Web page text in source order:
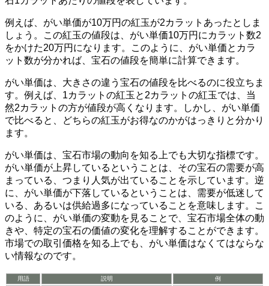
例えば、がい単価が10万円の紅玉が2カラットあったとしま
しょう。この紅玉の値段は、がい単価10万円にカラット数2
をかけた20万円になります。このように、がい単価とカラ
ット数が分かれば、宝石の値段を簡単に計算できます。
がい単価は、大きさの違う宝石の値段を比べるのに役立ちま
す。 例えば、1カラットの紅玉と2カラットの紅玉では、当
然2カラットの方が値段が高くなります。しかし、がい単価
で比べると、どちらの紅玉がお得なのかがはっきりと分かり
ます。
がい単価は、宝石市場の動向を知る上でも大切な指標です。
がい単価が上昇しているということは、その宝石の需要が高
まっている、つまり人気が出ていることを示しています。逆
に、がい単価が下落しているということは、需要が低迷して
いる、あるいは供給過多になっていることを意味します。こ
のように、がい単価の変動を見ることで、宝石市場全体の動
きや、特定の宝石の価値の変化を理解することができます。
市場での取引価格を知る上でも、がい単価はなくてはならな
い情報なのです。
用語 説明 例